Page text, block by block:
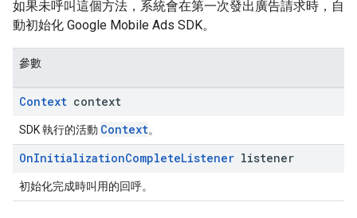
如果未呼叫這個方法，系統會在第一次發出廣告請求時，自
動初始化 Google Mobile Ads SDK。
參數
Context context
SDK 執行的活動 Context。
OnInitializationCompleteListener listener
初始化完成時叫用的回呼。